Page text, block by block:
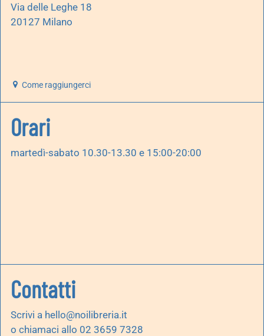
Via delle Leghe 18
20127 Milano
Come raggiungerci
Orari
martedì-sabato 10.30-13.30 e 15:00-20:00
Contatti
Scrivi a hello@noilibreria.it
o chiamaci allo 02 3659 7328